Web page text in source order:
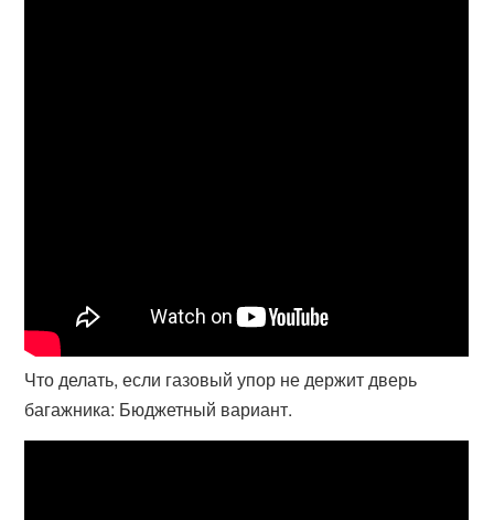
Что делать, если газовый упор не держит дверь
багажника: Бюджетный вариант.